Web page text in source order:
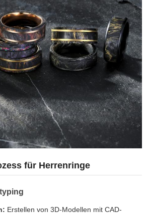
für Herrenringe
Erstellen von 3D-Modellen mit CAD-